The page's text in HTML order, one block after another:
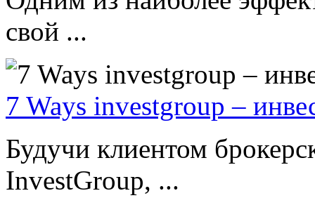
свой ...
7 Ways investgroup –
Будучи клиентом
InvestGroup, ...